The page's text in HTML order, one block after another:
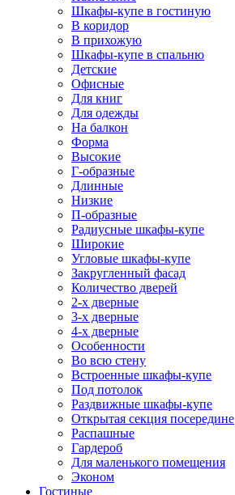
Шкафы-купе в гостиную
В коридор
В прихожую
Шкафы-купе в спальню
Детские
Офисные
Для книг
Для одежды
На балкон
Форма
Высокие
Г-образные
Длинные
Низкие
П-образные
Радиусные шкафы-купе
Широкие
Угловые шкафы-купе
Закругленный фасад
Количество дверей
2-х дверные
3-х дверные
4-х дверные
Особенности
Во всю стену
Встроенные шкафы-купе
Под потолок
Раздвижные шкафы-купе
Открытая секция посередине
Распашные
Гардероб
Для маленького помещения
Эконом
Гостиные